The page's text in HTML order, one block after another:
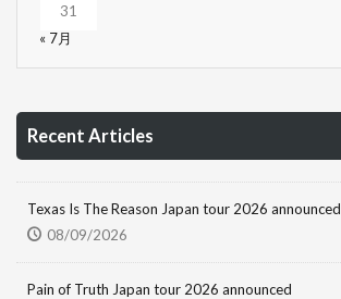
31
« 7月
Recent Articles
Texas Is The Reason Japan tour 2026 announced
08/09/2026
Pain of Truth Japan tour 2026 announced